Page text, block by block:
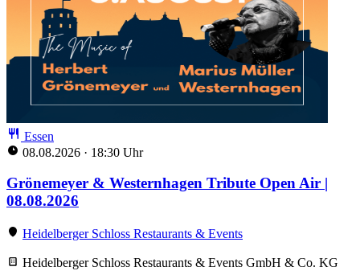
Essen
08.08.2026 · 18:30 Uhr
Grönemeyer & Westernhagen Tribute Open Air |
08.08.2026
Heidelberger Schloss Restaurants & Events
Heidelberger Schloss Restaurants & Events GmbH & Co. KG